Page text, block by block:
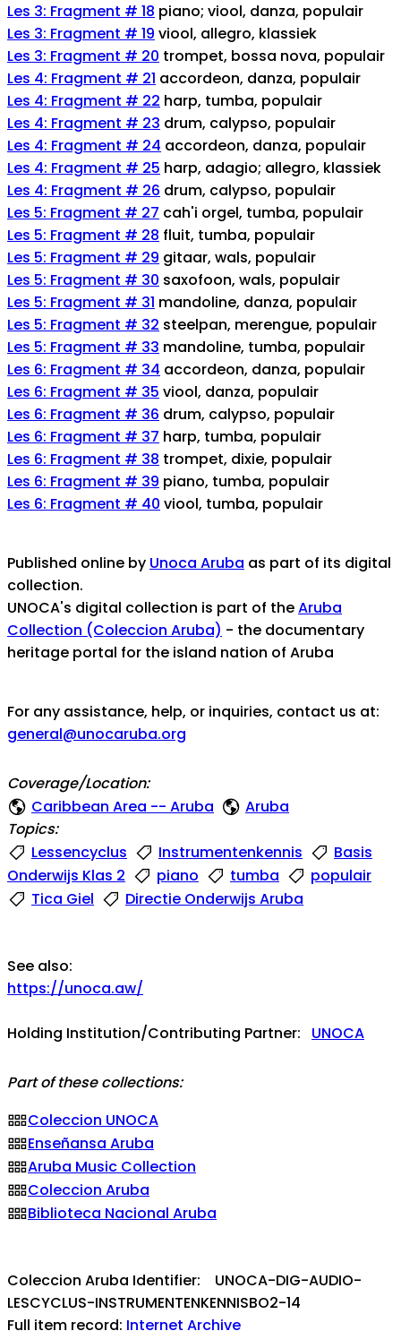
Les 3: Fragment # 18 piano; viool, danza, populair
Les 3: Fragment # 19 viool, allegro, klassiek
Les 3: Fragment # 20 trompet, bossa nova, populair
Les 4: Fragment # 21 accordeon, danza, populair
Les 4: Fragment # 22 harp, tumba, populair
Les 4: Fragment # 23 drum, calypso, populair
Les 4: Fragment # 24 accordeon, danza, populair
Les 4: Fragment # 25 harp, adagio; allegro, klassiek
Les 4: Fragment # 26 drum, calypso, populair
Les 5: Fragment # 27 cah'i orgel, tumba, populair
Les 5: Fragment # 28 fluit, tumba, populair
Les 5: Fragment # 29 gitaar, wals, populair
Les 5: Fragment # 30 saxofoon, wals, populair
Les 5: Fragment # 31 mandoline, danza, populair
Les 5: Fragment # 32 steelpan, merengue, populair
Les 5: Fragment # 33 mandoline, tumba, populair
Les 6: Fragment # 34 accordeon, danza, populair
Les 6: Fragment # 35 viool, danza, populair
Les 6: Fragment # 36 drum, calypso, populair
Les 6: Fragment # 37 harp, tumba, populair
Les 6: Fragment # 38 trompet, dixie, populair
Les 6: Fragment # 39 piano, tumba, populair
Les 6: Fragment # 40 viool, tumba, populair
Published online by Unoca Aruba as part of its digital
collection.
UNOCA's digital collection is part of theAruba
Collection (Coleccion Aruba) - the documentary
heritage portal for the island nation of Aruba
For any assistance, help, or inquiries, contact us at:
general@unocaruba.org
Coverage/Location:
Caribbean Area -- Aruba
Aruba
Topics:
Lessencyclus
Instrumentenkennis
Basis
Onderwijs Klas 2
piano tumba
populair
Tica Giel
Directie Onderwijs Aruba
See also:
https://unoca.aw/
Holding Institution/Contributing Partner: UNOCA
Part of these collections:
Coleccion UNOCA
Enseñansa Aruba
Aruba Music Collection
Coleccion Aruba
Biblioteca Nacional Aruba
Coleccion Aruba Identifier: UNOCA-DIG-AUDIO-
LESCYCLUS-INSTRUMENTENKENNISBO2-14
Full item record: Internet Archive